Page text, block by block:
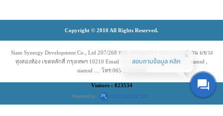
Copyright © 2010 All Rights Reserved.
Siam Synergy Development Co., Ltd 207/268 หมู่6 ซอยนุกูลธร ถนนงามวงศ์วาน แขวง
ทุ่งสองห้อง เขตหลักสี่ กรุงเทพฯ 10210 Email: siamsd@yahoo.com LineID: siamsd ,
siamsd .... โทร:065-239-8968
Visitors : 823534
สอบถามข้อมูล คลิก